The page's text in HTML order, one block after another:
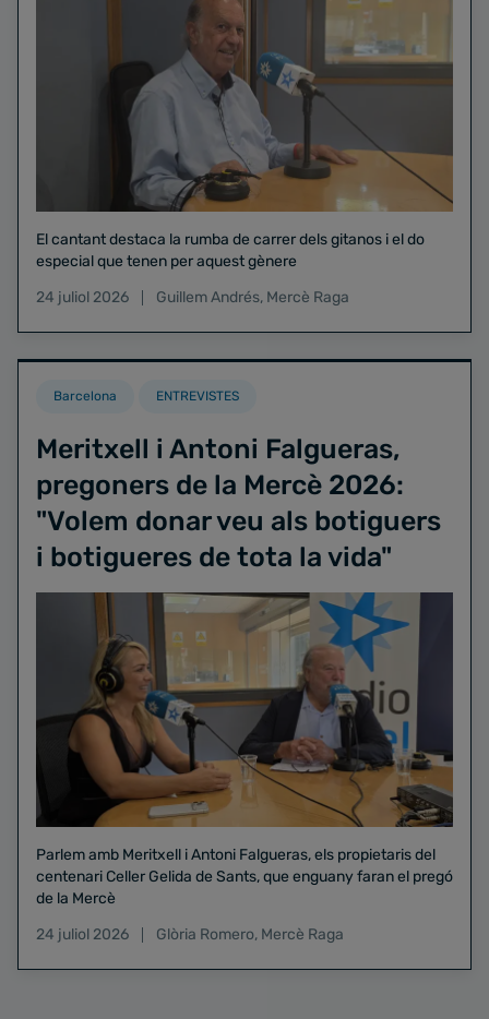
El cantant destaca la rumba de carrer dels gitanos i el do
especial que tenen per aquest gènere
24 juliol 2026
Guillem Andrés, Mercè Raga
Barcelona ENTREVISTES
Meritxell i Antoni Falgueras,
pregoners de la Mercè 2026:
"Volem donar veu als botiguers
i botigueres de tota la vida"
Parlem amb Meritxell i Antoni Falgueras, els propietaris del
centenari Celler Gelida de Sants, que enguany faran el pregó
de la Mercè
24 juliol 2026
Glòria Romero, Mercè Raga